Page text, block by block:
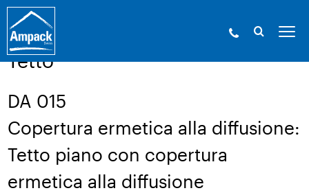
Ampack - Gli esperti in involucri edilizi. Dal
1946.»Servizio
Tetto
DA 015
Copertura ermetica alla diffusione:
Tetto piano con copertura
ermetica alla diffusione